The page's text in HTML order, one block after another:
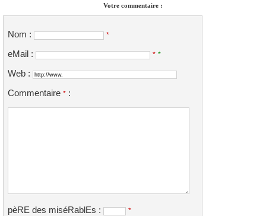
Votre commentaire :
Nom : *
eMail : * *
Web :
Commentaire * :
pèRE des miséRablEs : *